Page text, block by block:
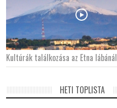
Kultúrák találkozása az Etna lábánál
HETI TOPLISTA